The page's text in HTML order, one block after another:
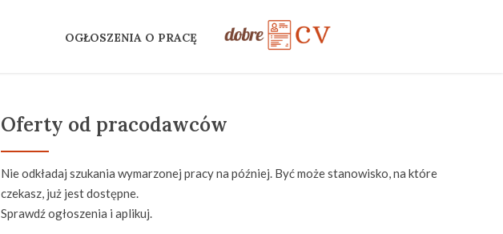
OGŁOSZENIA O PRACĘ
Oferty od pracodawców
Nie odkładaj szukania wymarzonej pracy na później. Być może stanowisko, na które
czekasz, już jest dostępne.
Sprawdź ogłoszenia i aplikuj.